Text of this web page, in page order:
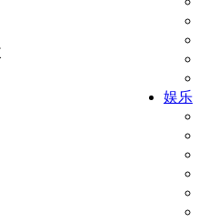
娱乐